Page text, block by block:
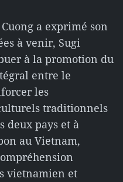
a exprimé son
à venir, Sugi
à la promotion du
entre le
les
traditionnels
deux pays et à
au Vietnam,
vietnamien et